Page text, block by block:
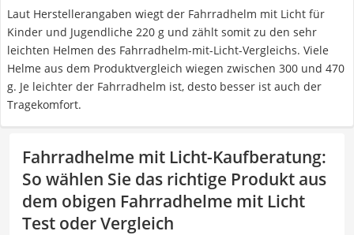
Laut Herstellerangaben wiegt der Fahrradhelm mit Licht für
Kinder und Jugendliche 220 g und zählt somit zu den sehr
leichten Helmen des Fahrradhelm-mit-Licht-Vergleichs. Viele
Helme aus dem Produktvergleich wiegen zwischen 300 und 470
g. Je leichter der Fahrradhelm ist, desto besser ist auch der
Tragekomfort.
Fahrradhelme mit Licht-Kaufberatung:
So wählen Sie das richtige Produkt aus
dem obigen Fahrradhelme mit Licht
Test oder Vergleich